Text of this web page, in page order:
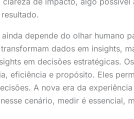
depende do olhar humano
dados em insights,
em decisões estratégicas.
eficiência e propósito. Eles
A nova era da
cenário, medir é essencial,